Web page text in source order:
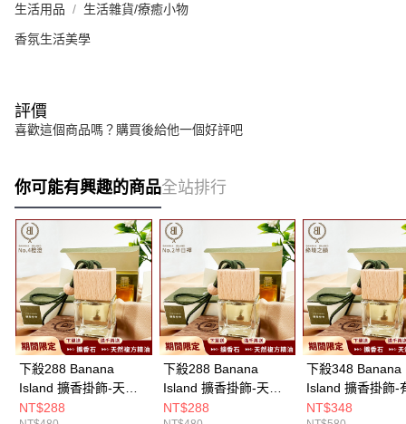
生活用品 生活雜貨/療癒小物
香氛生活美學
評價
喜歡這個商品嗎？購買後給他一個好評吧
你可能有興趣的商品全站排行
下殺288 Banana
Island 擴香掛飾-天然
複方芳療精油 No.4 橙
NT$288
下殺288 Banana
Island 擴香掛飾-天然
複方芳療精油 No.2 半
NT$288
下殺348 Banana
Island 擴香掛飾-
複方精油 綠境之
NT$348